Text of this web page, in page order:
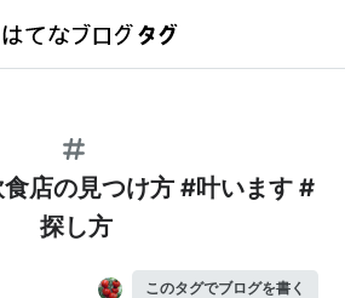
店の見つけ方 #叶います #
探し方
このタグでブログを書く